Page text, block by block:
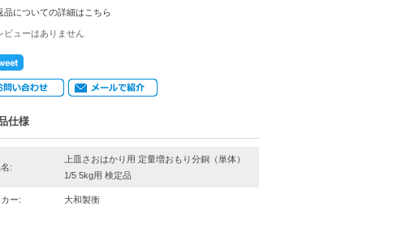
品についての詳細はこちら
ビューはありません
仕様
:
上皿さおはかり用 定量増おもり分銅（単体）
1/5 5kg用 検定品
カー: 大和製衡